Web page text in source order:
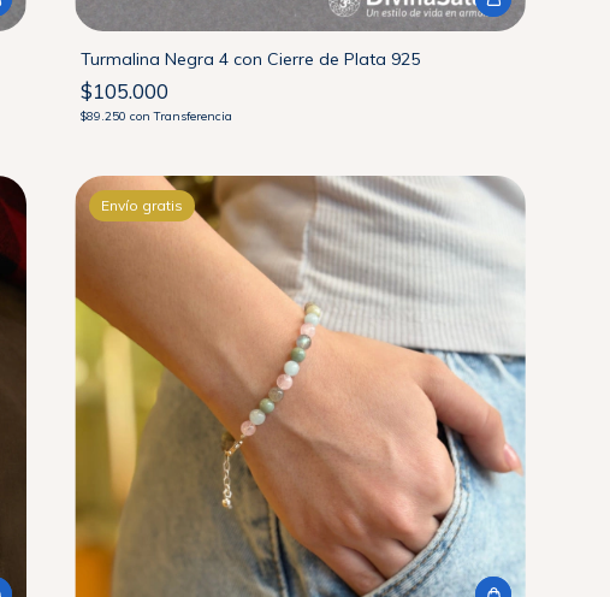
Turmalina Negra 4 con Cierre de Plata 925
$105.000
$89.250con Transferencia
Envío gratis